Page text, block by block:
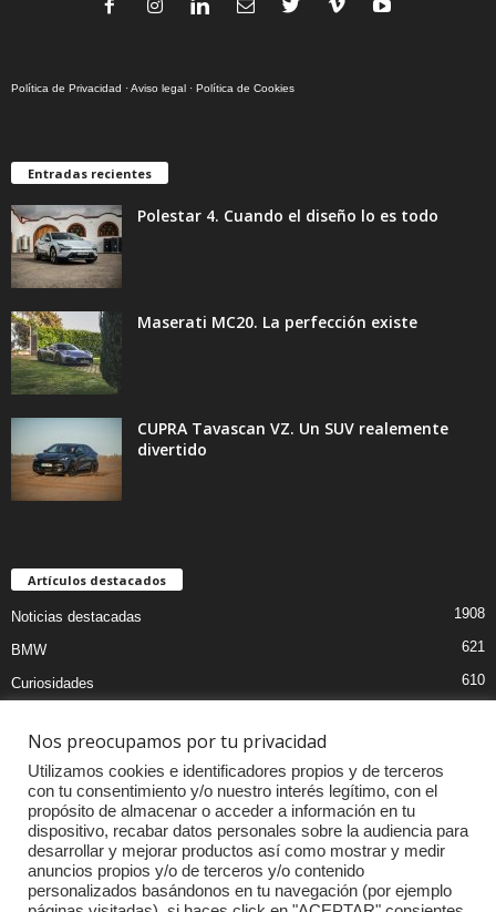
Política de Privacidad ·Aviso legal · Política de Cookies
Entradas recientes
Polestar 4. Cuando el diseño lo es todo
Maserati MC20. La perfección existe
CUPRA Tavascan VZ. Un SUV realemente
divertido
Artículos destacados
Noticias destacadas 1908
BMW 621
Curiosidades 610
Audi
MOTOS
Competiciones
Mercedes
Nos preocupamos por tu privacidad
Utilizamos cookies e identificadores propios y de terceros
con tu consentimiento y/o nuestro interés legítimo, con el
propósito de almacenar o acceder a información en tu
dispositivo, recabar datos personales sobre la audiencia para
desarrollar y mejorar productos así como mostrar y medir
anuncios propios y/o de terceros y/o contenido
personalizados basándonos en tu navegación (por ejemplo